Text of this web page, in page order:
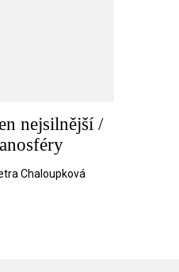
nejsilnější /
Chaloupková